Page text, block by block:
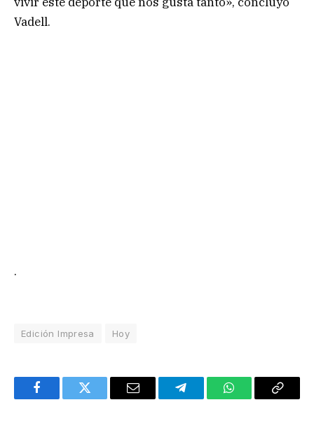
Vadell.
.
Edición Impresa Hoy
FacebookTwitter Email TelegramWhatsAppCopy